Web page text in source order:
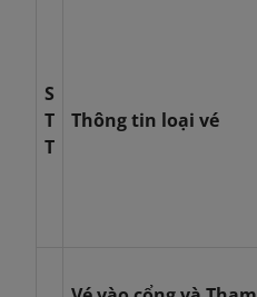
S
T
T
Thông tin loại vé